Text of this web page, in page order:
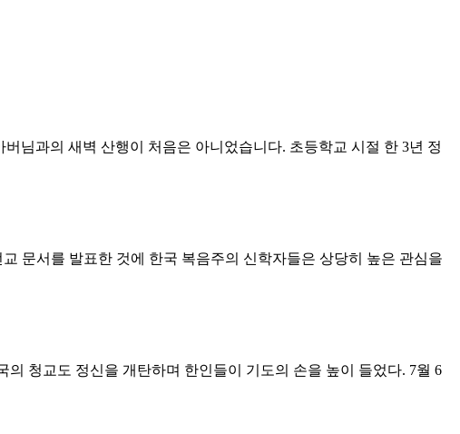
님과의 새벽 산행이 처음은 아니었습니다. 초등학교 시절 한 3년 정
문서를 발표한 것에 한국 복음주의 신학자들은 상당히 높은 관심을
청교도 정신을 개탄하며 한인들이 기도의 손을 높이 들었다. 7월 6